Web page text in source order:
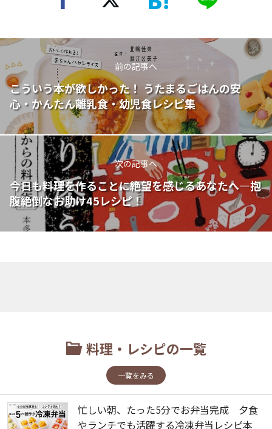
前の記事へ
こういう本が欲しかった！ うたまるごはんの安
心・かんたん離乳食・幼児食レシピ集
次の記事へ
今日も料理を作ることに絶望を感じるあなたへ―抱
腹絶倒なお助け45レシピ！
料理・レシピの一覧
一覧をみる
忙しい朝、たった5分でお弁当完成 夕食
やランチでも活躍する冷凍弁当レシピ本